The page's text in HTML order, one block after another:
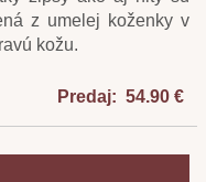
z umelej koženky v
kožu.
Predaj: 54.90 €